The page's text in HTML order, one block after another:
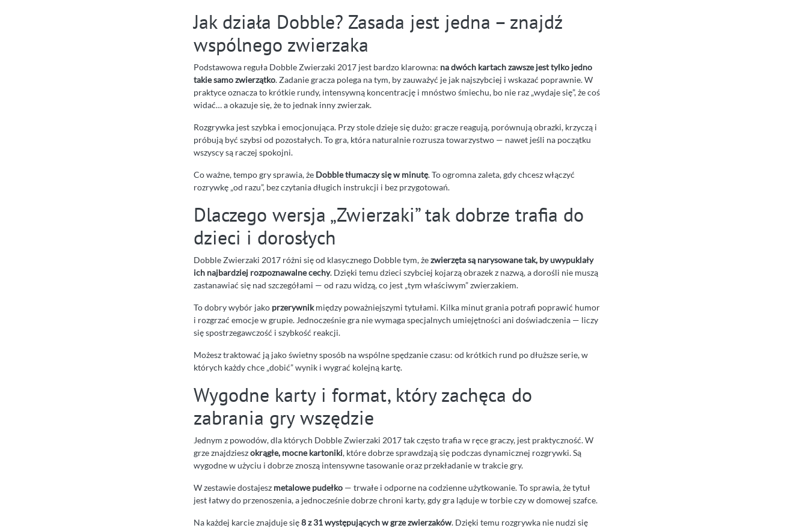
Jak działa Dobble? Zasada jest jedna – znajdź
wspólnego zwierzaka
Podstawowa reguła Dobble Zwierzaki 2017 jest bardzo klarowna: na dwóch kartach zawsze jest tylko jedno
takie samo zwierzątko. Zadanie gracza polega na tym, by zauważyć je jak najszybciej i wskazać poprawnie. W
praktyce oznacza to krótkie rundy, intensywną koncentrację i mnóstwo śmiechu, bo nie raz „wydaje się”, że coś
widać… a okazuje się, że to jednak inny zwierzak.
Rozgrywka jest szybka i emocjonująca. Przy stole dzieje się dużo: gracze reagują, porównują obrazki, krzyczą i
próbują być szybsi od pozostałych. To gra, która naturalnie rozrusza towarzystwo — nawet jeśli na początku
wszyscy są raczej spokojni.
Co ważne, tempo gry sprawia, że Dobble tłumaczy się w minutę. To ogromna zaleta, gdy chcesz włączyć
rozrywkę „od razu”, bez czytania długich instrukcji i bez przygotowań.
Dlaczego wersja „Zwierzaki” tak dobrze trafia do
dzieci i dorosłych
Dobble Zwierzaki 2017 różni się od klasycznego Dobble tym, żezwierzęta są narysowane tak, by uwypuklały
ich najbardziej rozpoznawalne cechy. Dzięki temu dzieci szybciej kojarzą obrazek z nazwą, a dorośli nie muszą
zastanawiać się nad szczegółami — od razu widzą, co jest „tym właściwym” zwierzakiem.
To dobry wybór jako przerywnikmiędzy poważniejszymi tytułami. Kilka minut grania potrafi poprawić humor
i rozgrzać emocje w grupie. Jednocześnie gra nie wymaga specjalnych umiejętności ani doświadczenia — liczy
się spostrzegawczość i szybkość reakcji.
Możesz traktować ją jako świetny sposób na wspólne spędzanie czasu: od krótkich rund po dłuższe serie, w
których każdy chce „dobić” wynik i wygrać kolejną kartę.
Wygodne karty i format, który zachęca do
zabrania gry wszędzie
Jednym z powodów, dla których Dobble Zwierzaki 2017 tak często trafia w ręce graczy, jest praktyczność. W
grze znajdzieszokrągłe, mocne kartoniki, które dobrze sprawdzają się podczas dynamicznej rozgrywki. Są
wygodne w użyciu i dobrze znoszą intensywne tasowanie oraz przekładanie w trakcie gry.
W zestawie dostajesz metalowe pudełko — trwałe i odporne na codzienne użytkowanie. To sprawia, że tytuł
jest łatwy do przenoszenia, a jednocześnie dobrze chroni karty, gdy gra ląduje w torbie czy w domowej szafce.
Na każdej karcie znajduje się8 z 31 występujących w grze zwierzaków. Dzięki temu rozgrywka nie nudzi się